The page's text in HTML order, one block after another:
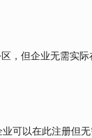
，但企业无需实际
可以在此注册但